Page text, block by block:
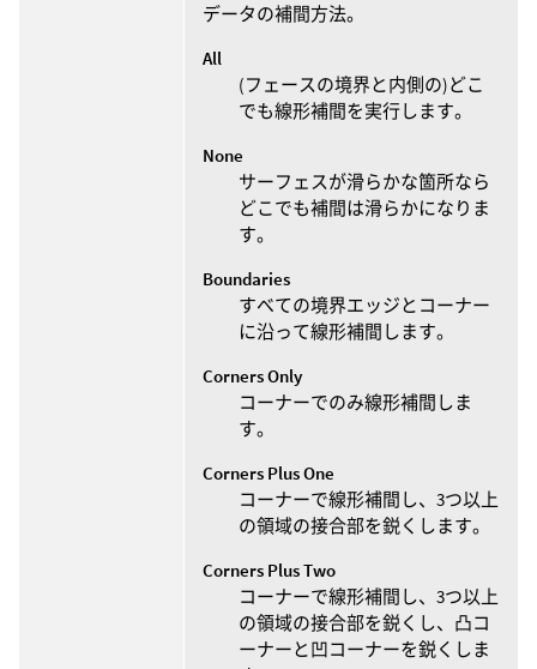
データの補間方法。
All
(フェースの境界と内側の)どこ
でも線形補間を実行します。
None
サーフェスが滑らかな箇所なら
どこでも補間は滑らかになりま
す。
Boundaries
すべての境界エッジとコーナー
に沿って線形補間します。
Corners Only
コーナーでのみ線形補間しま
す。
Corners Plus One
コーナーで線形補間し、3つ以上
の領域の接合部を鋭くします。
Corners Plus Two
コーナーで線形補間し、3つ以上
の領域の接合部を鋭くし、凸コ
ーナーと凹コーナーを鋭くしま